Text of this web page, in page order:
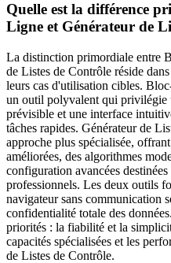
Quelle est la différence
Ligne et Générateur de
La distinction primordiale entre
de Listes de Contrôle réside
leurs cas d'utilisation cibles.
un outil polyvalent qui privilégie
prévisible et une interface
tâches rapides. Générateur de
approche plus spécialisée,
améliorées, des algorithmes
configuration avancées
professionnels. Les deux outils
navigateur sans communication
confidentialité totale des
priorités : la fiabilité et la
capacités spécialisées et les
de Listes de Contrôle.